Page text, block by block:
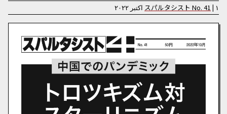
スパルタシスト No. 41 | ۱ اکتبر ۲۰۲۲